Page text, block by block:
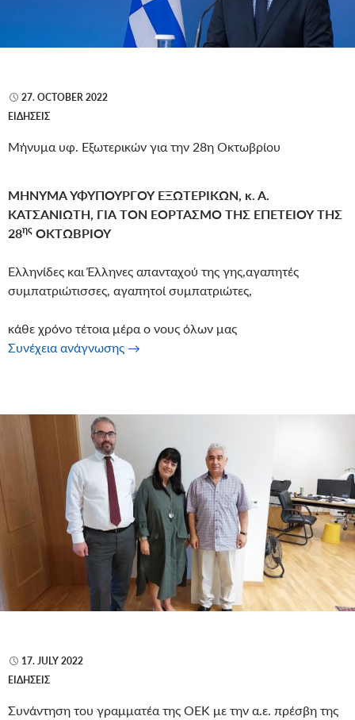
27. OCTOBER 2022
ΕΙΔΉΣΕΙΣ
Μήνυμα υφ. Εξωτερικών για την 28η Οκτωβρίου
ΜΗΝΥΜΑ ΥΦΥΠΟΥΡΓΟΥ ΕΞΩΤΕΡΙΚΩΝ, κ. Α.
ΚΑΤΣΑΝΙΩΤΗ, ΓΙΑ ΤΟΝ ΕΟΡΤΑΣΜΟ ΤΗΣ ΕΠΕΤΕΙΟΥ ΤΗΣ
28ης ΟΚΤΩΒΡΙΟΥ
Ελληνίδες και Έλληνες απανταχού της γης,αγαπητές
συμπατριώτισσες, αγαπητοί συμπατριώτες,
κάθε χρόνο τέτοια μέρα ο νους όλων μας
Συνέχεια ανάγνωσης Μήνυμα υφ. Εξωτερικών για την 28η
→
17. JULY 2022
ΕΙΔΉΣΕΙΣ
Συνάντηση του γραμματέα της ΟΕΚ με την α.ε. πρέσβη της